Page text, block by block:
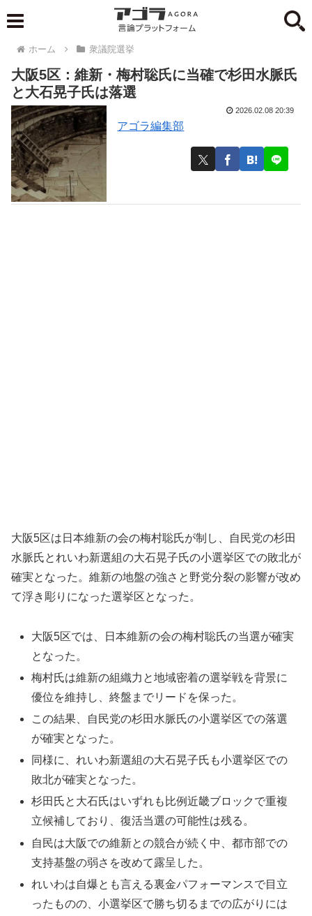
ホーム 衆議院選挙
大阪5区：維新・梅村聡氏に当確で杉田水脈氏
と大石晃子氏は落選
アゴラ編集部
2026.02.08 20:39
大阪5区は日本維新の会の梅村聡氏が制し、自民党の杉田
水脈氏とれいわ新選組の大石晃子氏の小選挙区での敗北が
確実となった。維新の地盤の強さと野党分裂の影響が改め
て浮き彫りになった選挙区となった。
大阪5区では、日本維新の会の梅村聡氏の当選が確実
となった。
梅村氏は維新の組織力と地域密着の選挙戦を背景に
優位を維持し、終盤までリードを保った。
この結果、自民党の杉田水脈氏の小選挙区での落選
が確実となった。
同様に、れいわ新選組の大石晃子氏も小選挙区での
敗北が確実となった。
杉田氏と大石氏はいずれも比例近畿ブロックで重複
立候補しており、復活当選の可能性は残る。
自民は大阪での維新との競合が続く中、都市部での
支持基盤の弱さを改めて露呈した。
れいわは自爆とも言える裏金パフォーマンスで目立
ったものの、小選挙区で勝ち切るまでの広がりには